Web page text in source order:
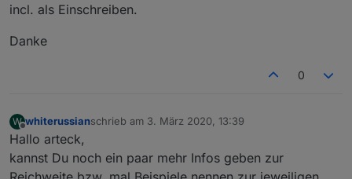
incl. als Einschreiben.
Danke
0
W
Offline
whiterussianschrieb am 3. März 2020, 13:39
zuletzt editiert von
Hallo arteck,
kannst Du noch ein paar mehr Infos geben zur